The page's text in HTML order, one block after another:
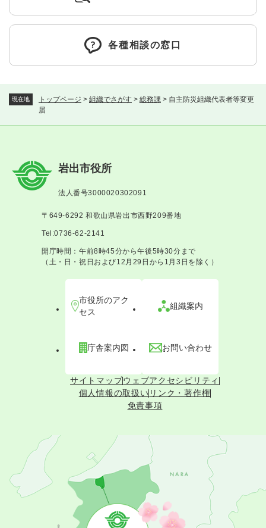
現在地 トップページ > 組織でさがす > 総務課 > 自主防災組織代表者等変更
届
各種相談の窓口
岩出市役所
法人番号3000020302091
〒649-6292 和歌山県岩出市西野209番地
Tel:0736-62-2141
開庁時間：午前8時45分から午後5時30分まで
（土・日・祝日および12月29日から1月3日を除く）
市役所のアク
セス
組織案内
庁舎案内図 お問い合わせ
サイトマップウェブアクセシビリティ
個人情報の取扱い リンク・著作権
免責事項